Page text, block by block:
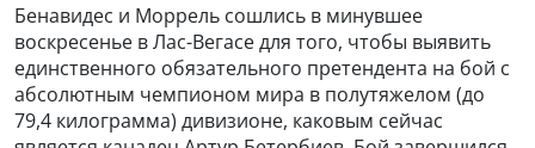
Бенавидес и Моррель сошлись в минувшее
воскресенье в Лас-Вегасе для того, чтобы выявить
единственного обязательного претендента на бой с
абсолютным чемпионом мира в полутяжелом (до
79,4 килограмма) дивизионе, каковым сейчас